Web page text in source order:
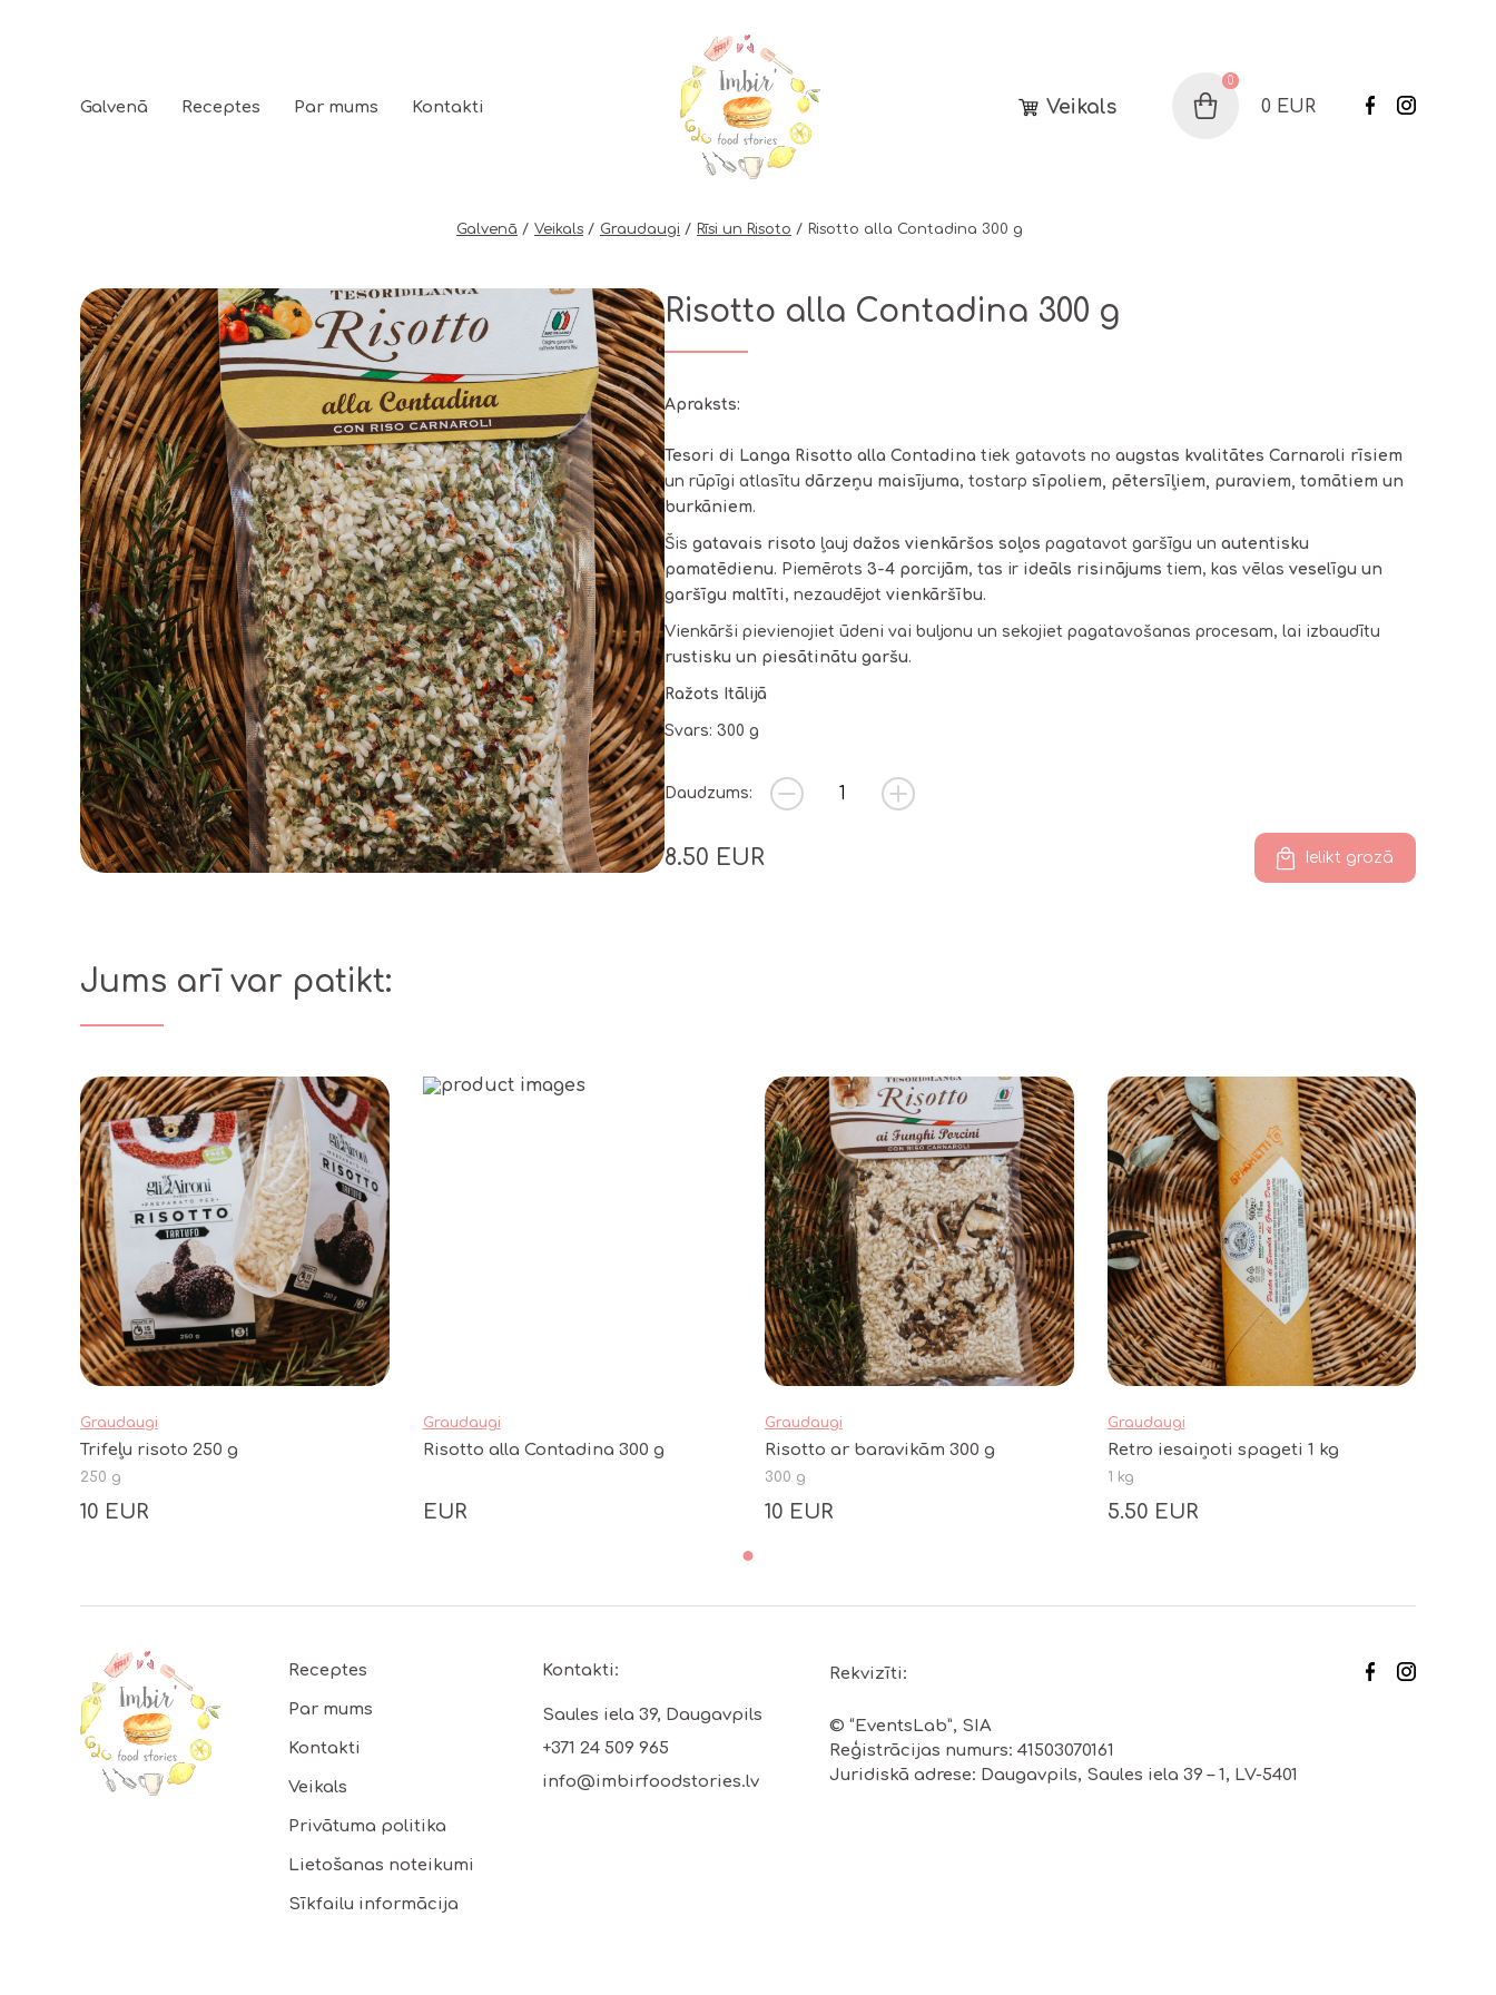
Galvenā Receptes Par mums Kontakti Veikals Grozs
0
0 EUR
Galvenā Veikals Graudaugi Rīsi un Risoto Risotto alla Contadina 300 g
Risotto alla Contadina 300 g
Apraksts:
Tesori di Langa Risotto alla Contadina tiek gatavots no augstas kvalitātes Carnaroli rīsiem
un rūpīgi atlasītu dārzeņu maisījuma, tostarp sīpoliem, pētersīļiem, puraviem, tomātiem un
burkāniem.
Šis gatavais risoto ļauj dažos vienkāršos soļos pagatavot garšīgu un autentisku
pamatēdienu. Piemērots 3-4 porcijām, tas ir ideāls risinājums tiem, kas vēlas veselīgu un
garšīgu maltīti , nezaudējot vienkāršību.
Vienkārši pievienojiet ūdeni vai buljonu un sekojiet pagatavošanas procesam, lai izbaudītu
rustisku un piesātinātu garšu.
Ražots Itālijā
Svars: 300 g
Daudzums:
8.50 EUR Ielikt grozā
Jums arī var patikt:
Graudaugi
Trifeļu risoto 250 g
250 g
10 EUR
Graudaugi
Risotto alla Contadina 300 g
EUR
Graudaugi
Risotto ar baravikām 300 g
300 g
10 EUR
Graudaugi
Retro iesaiņoti spageti 1 kg
1 kg
5.50 EUR
Footer
Receptes
Par mums
Kontakti
Veikals
Privātuma politika
Lietošanas noteikumi
Sīkfailu informācija
Kontakti:
Saules iela 39, Daugavpils
+371 24 509 965
info@imbirfoodstories.lv
Rekvizīti:
© “EventsLab”, SIA
Reģistrācijas numurs: 41503070161
Juridiskā adrese: Daugavpils, Saules iela 39 – 1, LV-5401